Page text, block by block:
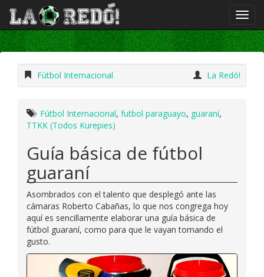
Fútbol Internacional La Redó!
Fútbol Internacional, futbol paraguayo, guaraní,
TTKK (Todos Kurepies)
Guía básica de fútbol
guaraní
Asombrados con el talento que desplegó ante las
cámaras Roberto Cabañas, lo que nos congrega hoy
aquí es sencillamente elaborar una guía básica de
fútbol guaraní, como para que le vayan tomando el
gusto.